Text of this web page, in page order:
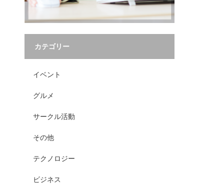
カテゴリー
イベント
グルメ
サークル活動
その他
テクノロジー
ビジネス